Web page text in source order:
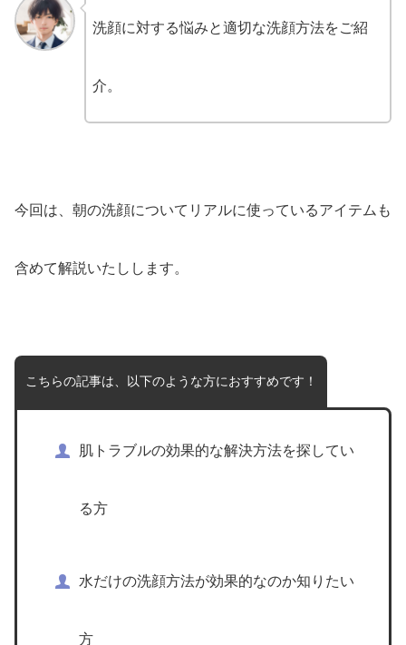
洗顔に対する悩みと適切な洗顔方法をご紹
介。
今回は、朝の洗顔についてリアルに使っているアイテムも
含めて解説いたしします。
こちらの記事は、以下のような方におすすめです！
肌トラブルの効果的な解決方法を探してい
る方
水だけの洗顔方法が効果的なのか知りたい
方